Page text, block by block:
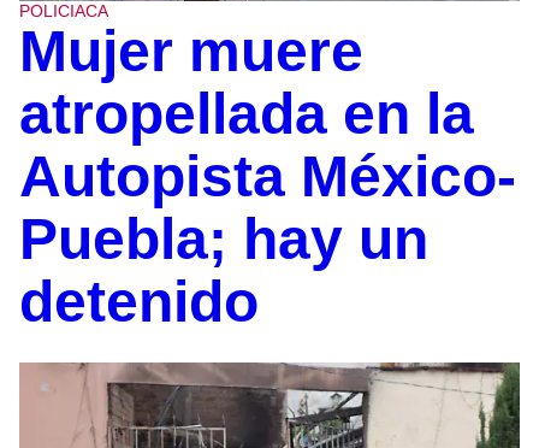
POLICIACA
Mujer muere
atropellada en la
Autopista México-
Puebla; hay un
detenido